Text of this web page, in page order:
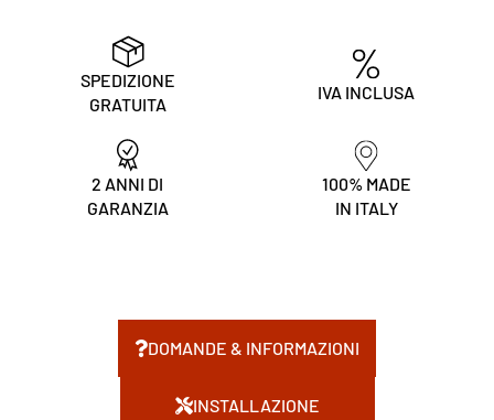
SPEDIZIONE
GRATUITA
IVA INCLUSA
2 ANNI DI
GARANZIA
100% MADE
IN ITALY
DOMANDE & INFORMAZIONI
INSTALLAZIONE